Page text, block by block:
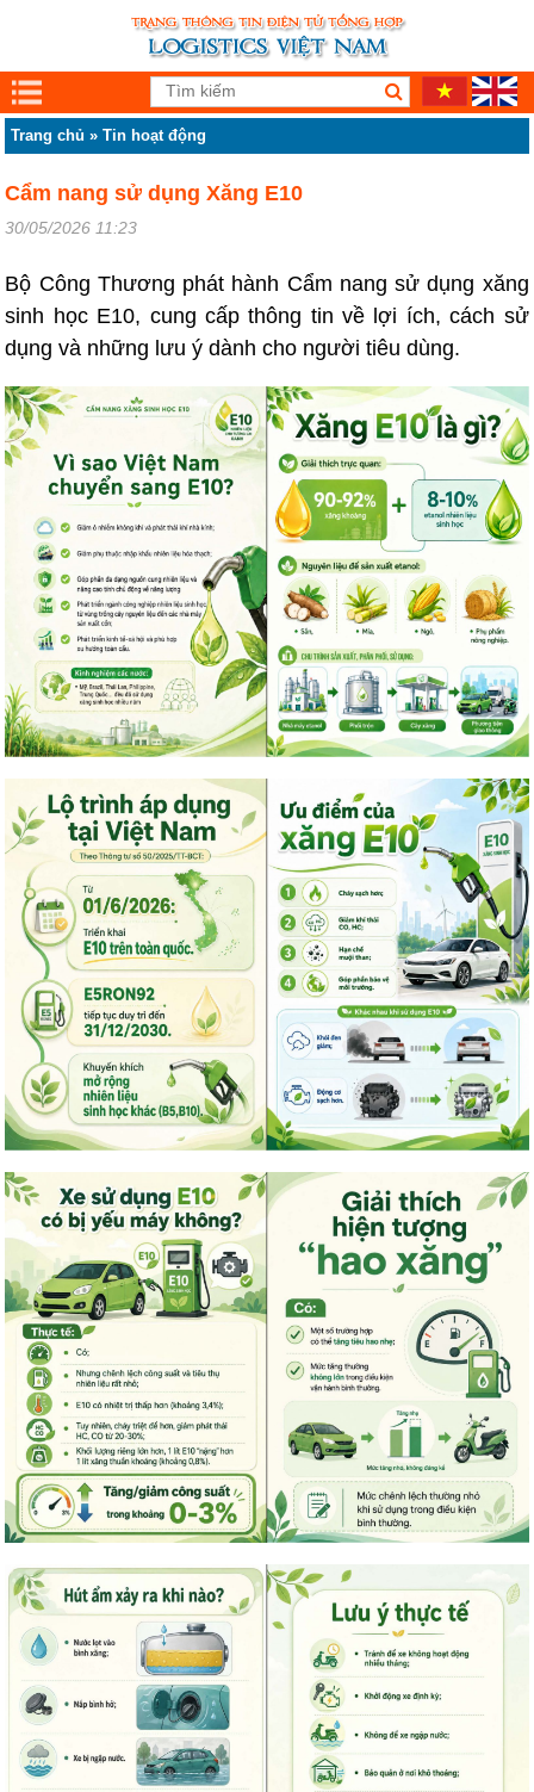
Trang chủ »Tin hoạt động
Cẩm nang sử dụng Xăng E10
30/05/2026 11:23
Bộ Công Thương phát hành Cẩm nang sử dụng xăng
sinh học E10, cung cấp thông tin về lợi ích, cách sử
dụng và những lưu ý dành cho người tiêu dùng.